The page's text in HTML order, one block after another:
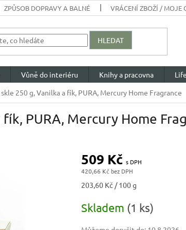
ZPŮSOB DOPRAVY A BALNÉ VRÁCENÍ ZBOŽÍ / MOJE
HLEDAT
Vůně do interiéru Knihy a pracovna
250 g, Vanilka a fík, PURA, Mercury Home Fragrance
PURA, Mercury Home
509 Kč
420,66 Kč
Měrná
203,60 Kč / 100 g
Skladem (1 ks)